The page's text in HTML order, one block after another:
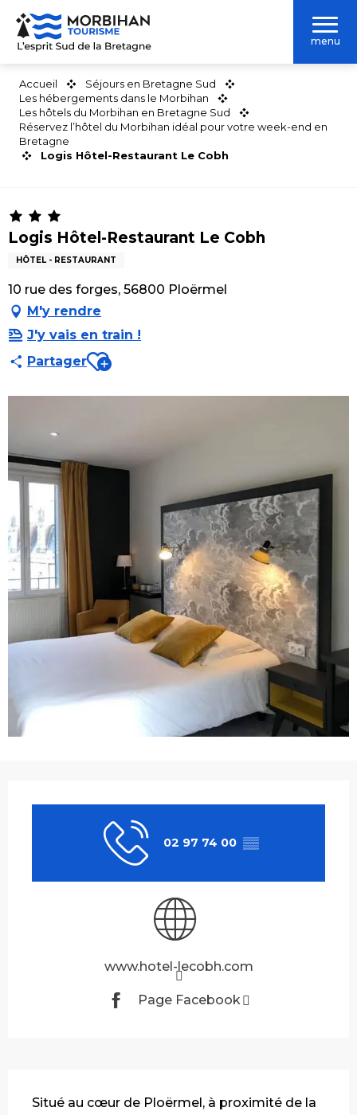
Aller
contenu
menu
Accueil
Séjours en Bretagne Sud
Les hébergements dans le Morbihan
Les hôtels du Morbihan en Bretagne Sud
Réservez l’hôtel du Morbihan idéal pour votre week-end en
Bretagne
Logis Hôtel-Restaurant Le Cobh
Logis Hôtel-Restaurant Le Cobh
HÔTEL - RESTAURANT
10 rue des forges, 56800 Ploërmel
M'y rendre
J'y vais en train !
PartagerAjouter aux favoris
02 97 74 00 ▒▒
www.hotel-lecobh.com
Page Facebook
Situé au cœur de Ploërmel, à proximité de la